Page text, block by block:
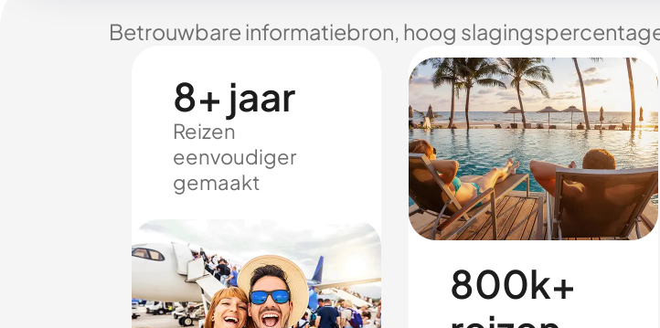
Betrouwbare informatiebron, hoog
8+ jaar
Reizen
eenvoudiger
gemaakt
800k+